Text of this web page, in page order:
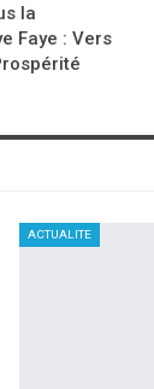
la
Faye : Vers
ACTUALITE